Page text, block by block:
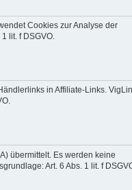
Cookies zur Analyse der
lit. f DSGVO.
in Affiliate-Links.
übermittelt. Es werden keine
Art. 6 Abs. 1 lit. f